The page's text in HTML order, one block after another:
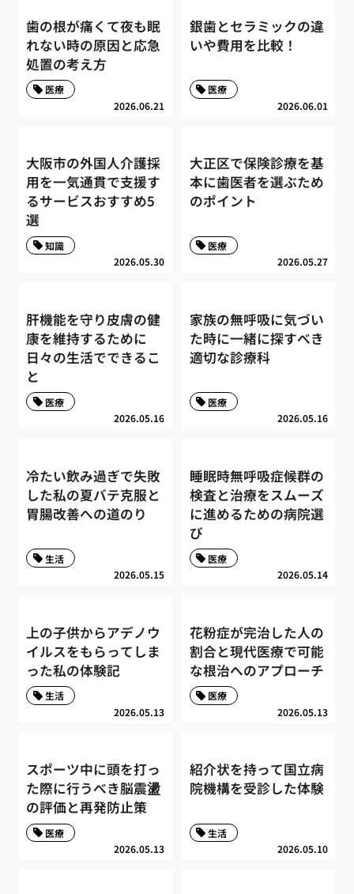
歯の根が痛くて夜も眠
れない時の原因と応急
処置の考え方
2026.06.21
医療
銀歯とセラミックの違
いや費用を比較！
2026.06.01
医療
大阪市の外国人介護採
用を一気通貫で支援す
るサービスおすすめ5
選
2026.05.30
知識
大正区で保険診療を基
本に歯医者を選ぶため
のポイント
2026.05.27
医療
肝機能を守り皮膚の健
康を維持するために
日々の生活でできるこ
と
2026.05.16
医療
家族の無呼吸に気づい
た時に一緒に探すべき
適切な診療科
2026.05.16
医療
冷たい飲み過ぎで失敗
した私の夏バテ克服と
胃腸改善への道のり
2026.05.15
生活
睡眠時無呼吸症候群の
検査と治療をスムーズ
に進めるための病院選
び
2026.05.14
医療
上の子供からアデノウ
イルスをもらってしま
った私の体験記
2026.05.13
生活
花粉症が完治した人の
割合と現代医療で可能
な根治へのアプローチ
2026.05.13
医療
スポーツ中に頭を打っ
た際に行うべき脳震盪
の評価と再発防止策
2026.05.13
医療
紹介状を持って国立病
院機構を受診した体験
2026.05.10
生活